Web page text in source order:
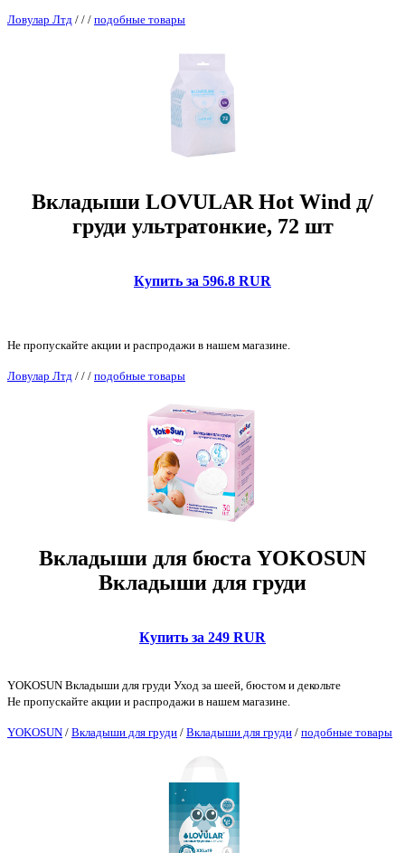
Ловулар Лтд / / / подобные товары
Вкладыши LOVULAR Hot Wind д/
груди ультратонкие, 72 шт
Купить за 596.8 RUR
Не пропускайте акции и распродажи в нашем магазине.
Ловулар Лтд / / / подобные товары
Вкладыши для бюста YOKOSUN
Вкладыши для груди
Купить за 249 RUR
YOKOSUN Вкладыши для груди Уход за шеей, бюстом и декольте
Не пропускайте акции и распродажи в нашем магазине.
YOKOSUN / Вкладыши для груди / Вкладыши для груди / подобные товары